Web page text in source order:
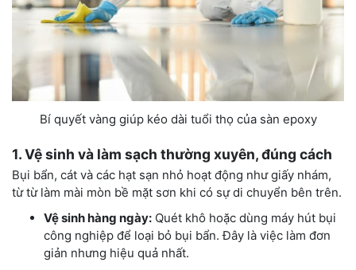
Bí quyết vàng giúp kéo dài tuổi thọ của sàn epoxy
1. Vệ sinh và làm sạch thường xuyên, đúng cách
Bụi bẩn, cát và các hạt sạn nhỏ hoạt động như giấy nhám,
từ từ làm mài mòn bề mặt sơn khi có sự di chuyển bên trên.
Vệ sinh hàng ngày: Quét khô hoặc dùng máy hút bụi
công nghiệp để loại bỏ bụi bẩn. Đây là việc làm đơn
giản nhưng hiệu quả nhất.